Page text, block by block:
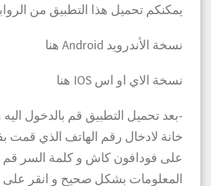
يمكنكم تحميل هذا التطبيق من
نسخة الأندرويد Android هنا
نسخة الاي او اس IOS هنا
-بعد تحميل التطبيق قم بالدخول
خانة لادخال رقم الهاتف الذي قمت
على فودافون كاش و كلمة السر قم
المعلومات بشكل صحيح و انقر على